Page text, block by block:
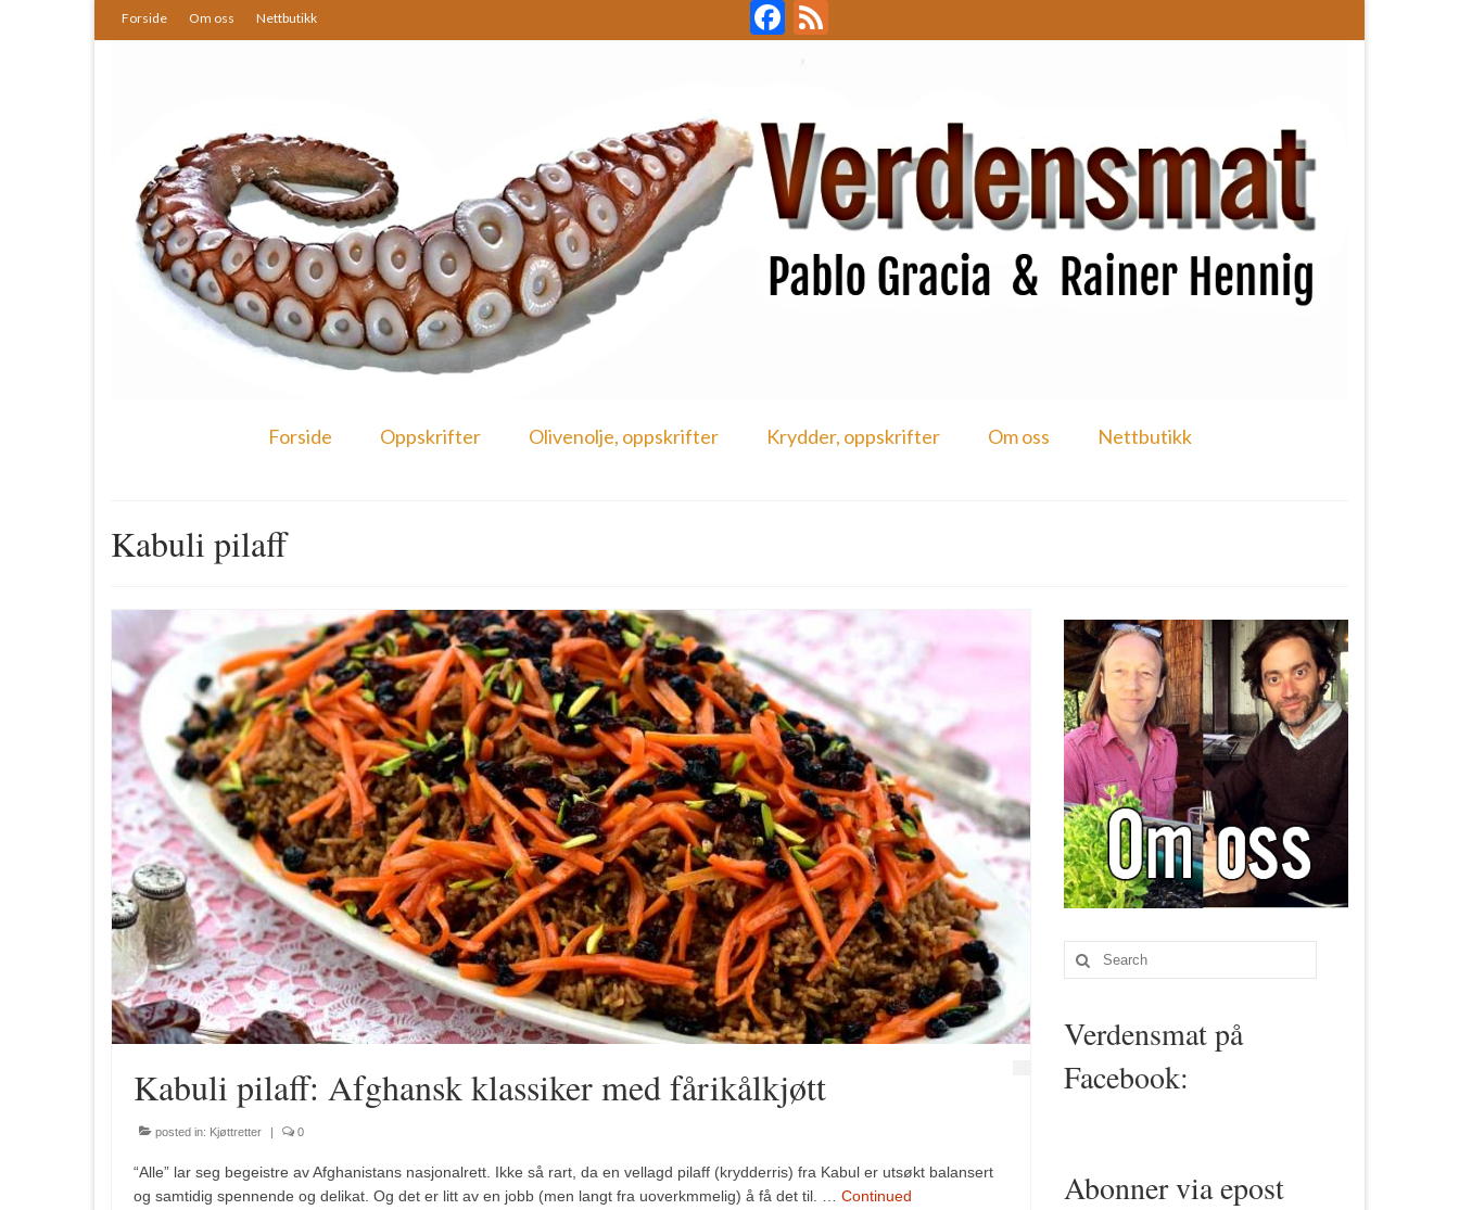
Forside Om oss Nettbutikk Facebook
Forside Oppskrifter Olivenolje, oppskrifter Krydder, oppskrifter Om oss Nettbutikk
Kabuli pilaff
Kabuli pilaff: Afghansk klassiker med fårikålkjøtt
posted in: Kjøttretter | 0
“Alle” lar seg begeistre av Afghanistans nasjonalrett. Ikke så rart, da en vellagd pilaff (krydderris) fra Kabul er utsøkt balansert
og samtidig spennende og delikat. Og det er litt av en jobb (men langt fra uoverkmmelig) å få det til. … Continued
Search
for:
Verdensmat på
Facebook:
Abonner via epost